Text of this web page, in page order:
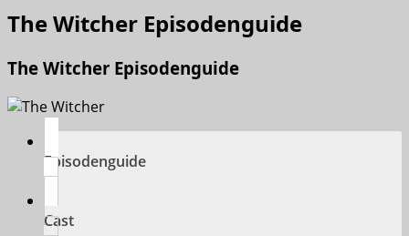
The Witcher Episodenguide
The Witcher Episodenguide
Episodenguide
Cast